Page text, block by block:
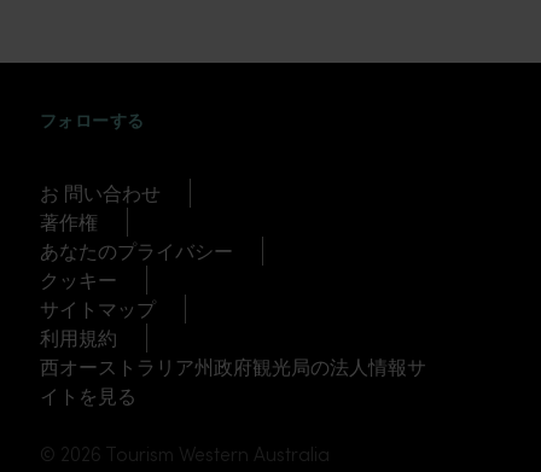
フォローする
お 問い合わせ
著作権
あなたのプライバシー
クッキー
サイトマップ
利用規約
西オーストラリア州政府観光局の法人情報サ
イトを見る
© 2026 Tourism Western Australia